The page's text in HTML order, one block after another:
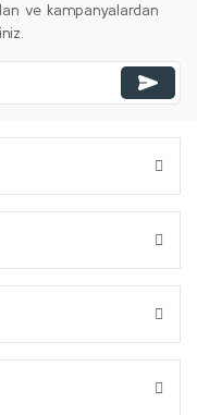
ve kampanyalardan